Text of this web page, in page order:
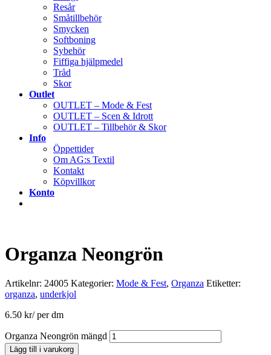
Resår
Småtillbehör
Smycken
Softboning
Sybehör
Fiffiga hjälpmedel
Tråd
Skor
Outlet
OUTLET – Mode & Fest
OUTLET – Scen & Idrott
OUTLET – Tillbehör & Skor
Info
Öppettider
Om AG:s Textil
Kontakt
Köpvillkor
Konto
Organza Neongrön
Artikelnr: 24005 Kategorier: Mode & Fest, Organza Etiketter:
organza, underkjol
6.50 kr/ per dm
Organza Neongrön mängd
Lägg till i varukorg